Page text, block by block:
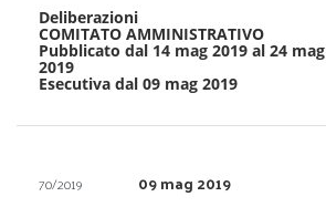
Deliberazioni
COMITATO AMMINISTRATIVO
Pubblicato dal 14 mag 2019 al 24 mag
2019
Esecutiva dal 09 mag 2019
70/2019 09 mag 2019